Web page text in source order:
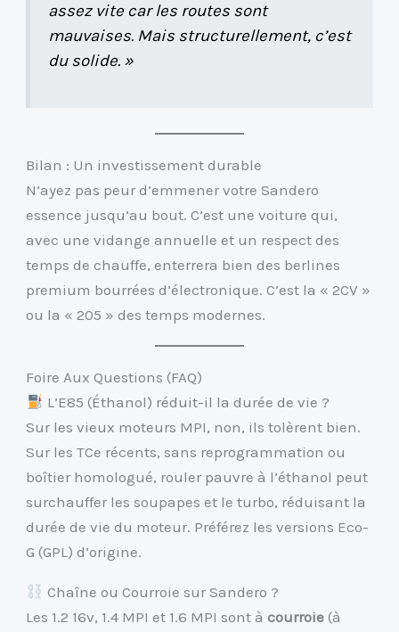
assez vite car les routes sont
mauvaises. Mais structurellement, c’est
du solide. »
Bilan : Un investissement durable
N’ayez pas peur d’emmener votre Sandero
essence jusqu’au bout. C’est une voiture qui,
avec une vidange annuelle et un respect des
temps de chauffe, enterrera bien des berlines
premium bourrées d’électronique. C’est la « 2CV »
ou la « 205 » des temps modernes.
Foire Aux Questions (FAQ)
L’E85 (Éthanol) réduit-il la durée de vie ?
Sur les vieux moteurs MPI, non, ils tolèrent bien.
Sur les TCe récents, sans reprogrammation ou
boîtier homologué, rouler pauvre à l’éthanol peut
surchauffer les soupapes et le turbo, réduisant la
durée de vie du moteur. Préférez les versions Eco-
G (GPL) d’origine.
Chaîne ou Courroie sur Sandero ?
Les 1.2 16v, 1.4 MPI et 1.6 MPI sont àcourroie (à